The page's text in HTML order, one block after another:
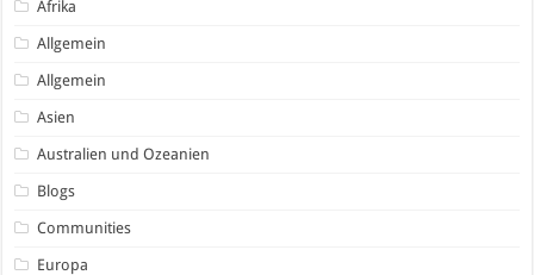
Afrika
Allgemein
Allgemein
Asien
Australien und Ozeanien
Blogs
Communities
Europa